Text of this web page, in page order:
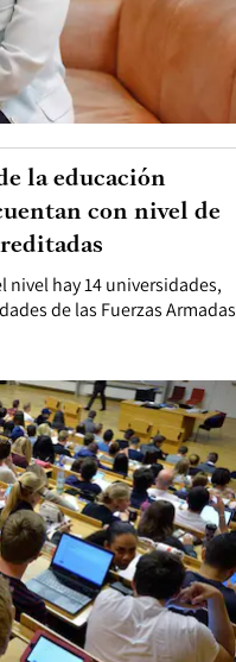
hay 14 universidades,
de las Fuerzas Armadas
la educación
con nivel de